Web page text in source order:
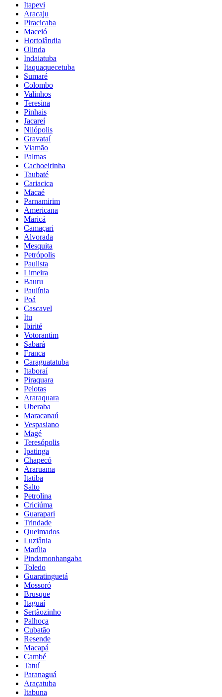
Itapevi
Aracaju
Piracicaba
Maceió
Hortolândia
Olinda
Indaiatuba
Itaquaquecetuba
Sumaré
Colombo
Valinhos
Teresina
Pinhais
Jacareí
Nilópolis
Gravataí
Viamão
Palmas
Cachoeirinha
Taubaté
Cariacica
Macaé
Parnamirim
Americana
Maricá
Camaçari
Alvorada
Mesquita
Petrópolis
Paulista
Limeira
Bauru
Paulínia
Poá
Cascavel
Itu
Ibirité
Votorantim
Sabará
Franca
Caraguatatuba
Itaboraí
Piraquara
Pelotas
Araraquara
Uberaba
Maracanaú
Vespasiano
Magé
Teresópolis
Ipatinga
Chapecó
Araruama
Itatiba
Salto
Petrolina
Criciúma
Guarapari
Trindade
Queimados
Luziânia
Marília
Pindamonhangaba
Toledo
Guaratinguetá
Mossoró
Brusque
Itaguaí
Sertãozinho
Palhoça
Cubatão
Resende
Macapá
Cambé
Tatuí
Paranaguá
Araçatuba
Itabuna